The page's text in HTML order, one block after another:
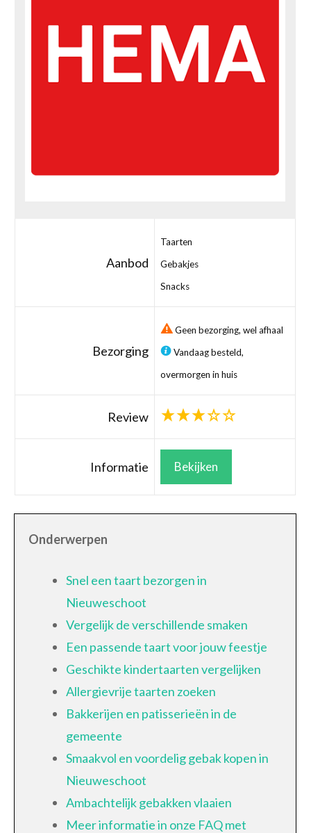
Aanbod
Taarten
Gebakjes
Snacks
Bezorging
Geen bezorging, wel afhaal
Vandaag besteld,
overmorgen in huis
Review
Informatie Bekijken
Onderwerpen
Snel een taart bezorgen in
Nieuweschoot
Vergelijk de verschillende smaken
Een passende taart voor jouw feestje
Geschikte kindertaarten vergelijken
Allergievrije taarten zoeken
Bakkerijen en patisserieën in de
gemeente
Smaakvol en voordelig gebak kopen in
Nieuweschoot
Ambachtelijk gebakken vlaaien
Meer informatie in onze FAQ met